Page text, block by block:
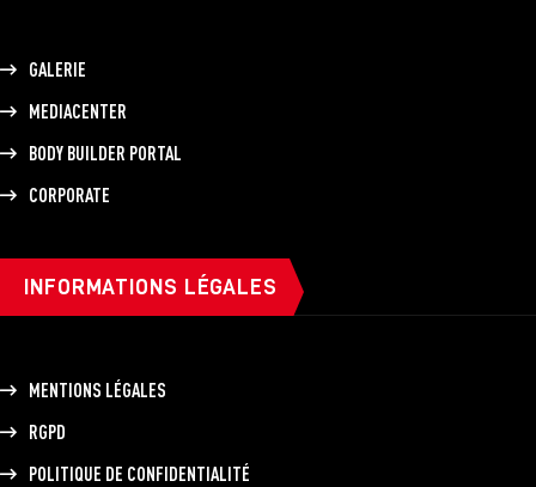
GALERIE
MEDIACENTER
BODY BUILDER PORTAL
CORPORATE
INFORMATIONS LÉGALES
MENTIONS LÉGALES
RGPD
POLITIQUE DE CONFIDENTIALITÉ